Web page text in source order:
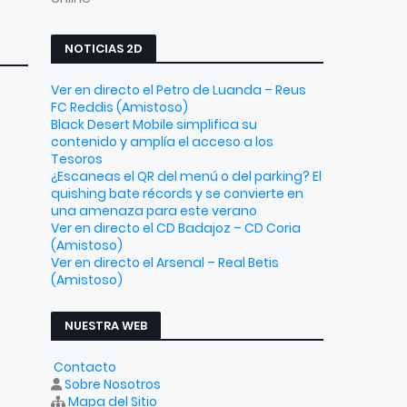
NOTICIAS 2D
Ver en directo el Petro de Luanda – Reus
FC Reddis (Amistoso)
Black Desert Mobile simplifica su
contenido y amplía el acceso a los
Tesoros
¿Escaneas el QR del menú o del parking? El
quishing bate récords y se convierte en
una amenaza para este verano
Ver en directo el CD Badajoz – CD Coria
(Amistoso)
Ver en directo el Arsenal – Real Betis
(Amistoso)
NUESTRA WEB
Contacto
Sobre Nosotros
Mapa del Sitio